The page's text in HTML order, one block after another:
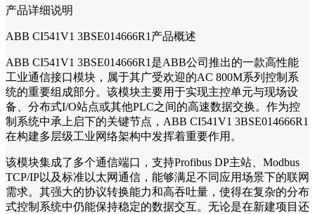
产品详细说明
ABB CI541V1 3BSE014666R1产品概述
ABB CI541V1 3BSE014666R1是ABB公司推出的一款高性能
工业通信接口模块，属于其广受欢迎的AC 800M系列控制系
统的重要组成部分。该模块主要用于实现主控单元与现场设
备、分布式I/O站点或其他PLC之间的高速数据交换。作为控
制系统中承上启下的关键节点，ABB CI541V1 3BSE014666R1
在构建多层级工业网络架构中发挥着重要作用。
该模块集成了多个通信端口，支持Profibus DP主站、Modbus
TCP/IP以及标准以太网通信，能够满足不同应用场景下的联网
需求。其强大的协议转换能力和高吞吐量，使得在复杂的分布
式控制系统中仍能保持稳定的数据交互。无论是在新建项目还